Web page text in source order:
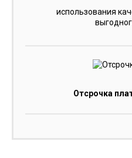
использования
Отсрочка